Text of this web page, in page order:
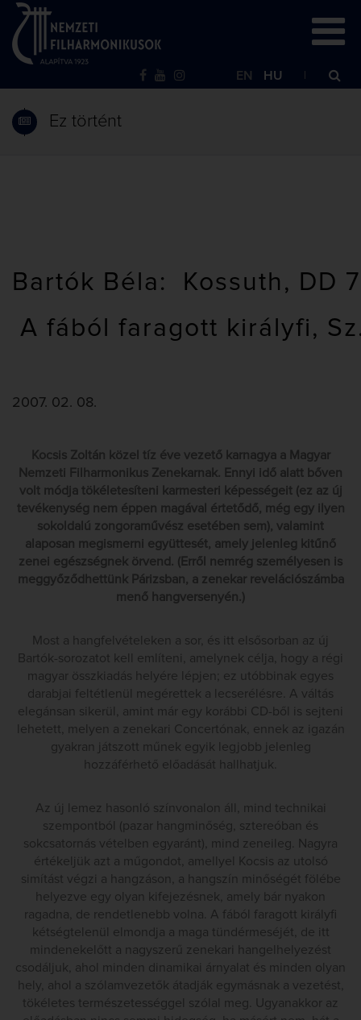
EN HU
Ez történt
Bartók Béla: Kossuth, DD
A fából faragott királyfi,
2007. 02. 08.
Kocsis Zoltán közel tíz éve vezető karnagya a Magyar
Nemzeti Filharmonikus Zenekarnak. Ennyi idő alatt bőven
volt módja tökéletesíteni karmesteri képességeit (ez az új
tevékenység nem éppen magával értetődő, még egy ilyen
sokoldalú zongoraművész esetében sem), valamint
alaposan megismerni együttesét, amely jelenleg kitűnő
zenei egészségnek örvend. (Erről nemrég személyesen is
meggyőződhettünk Párizsban, a zenekar revelációszámba
menő hangversenyén.)
Most a hangfelvételeken a sor, és itt elsősorban az új
Bartók-sorozatot kell említeni, amelynek célja, hogy a régi
magyar összkiadás helyére lépjen; ez utóbbinak egyes
darabjai feltétlenül megérettek a lecserélésre. A váltás
elegánsan sikerül, amint már egy korábbi CD-ből is sejteni
lehetett, melyen a zenekari Concertónak, ennek az igazán
gyakran játszott műnek egyik legjobb jelenleg
hozzáférhető előadását hallhatjuk.
Az új lemez hasonló színvonalon áll, mind technikai
szempontból (pazar hangminőség, sztereóban és
sokcsatornás vételben egyaránt), mind zeneileg. Nagyra
értékeljük azt a műgondot, amellyel Kocsis az utolsó
simítást végzi a hangzáson, a hangszín minőségét fölébe
helyezve egy olyan kifejezésnek, amely bár nyakon
ragadna, de rendetlenebb volna. A fából faragott királyfi
kétségtelenül elmondja a maga tündérmeséjét, de itt
mindenekelőtt a nagyszerű zenekari hangelhelyezést
csodáljuk, ahol minden dinamikai árnyalat és minden olyan
hely, ahol a szólamvezetők átadják egymásnak a vezetést,
tökéletes természetességgel szólal meg. Ugyanakkor az